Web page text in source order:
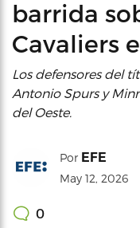
barrida
Cavaliers
Los defensores del
Antonio Spurs y
del Oeste.
Por EFE
May 12, 2026
0